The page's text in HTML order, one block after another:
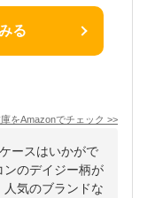
る
をAmazonでチェック >>
ースはいかがで
ンのデイジー柄が
気のブランドな